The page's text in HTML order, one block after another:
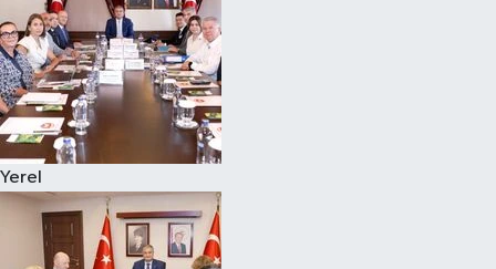
Yerel
Spor
Yaşam
Yerel Yönetimler
Yurttan